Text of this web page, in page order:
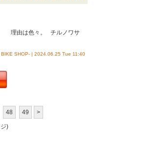
理由は色々。 チルノワサ
SHOP- | 2024.06.25 Tue 11:40
48 49 >
)